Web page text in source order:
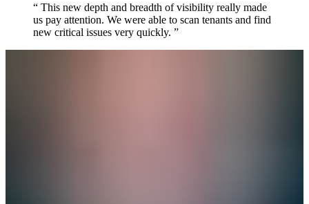
“ This new depth and breadth of visibility really made
us pay attention. We were able to scan tenants and find
new critical issues very quickly. ”